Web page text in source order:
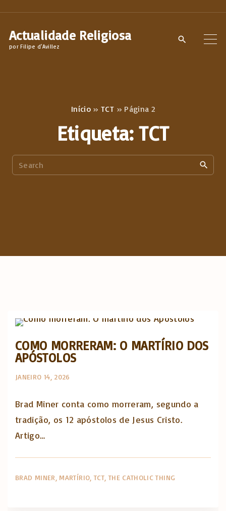
Actualidade Religiosa
por Filipe d'Avillez
Início »TCT » Página 2
Etiqueta:TCT
e
COMO MORRERAM: O MARTÍRIO DOS
APÓSTOLOS
JANEIRO 14, 2026
Brad Miner conta como morreram, segundo a
tradição, os 12 apóstolos de Jesus Cristo.
Artigo…
BRAD MINER MARTÍRIO TCT THE CATHOLIC THING